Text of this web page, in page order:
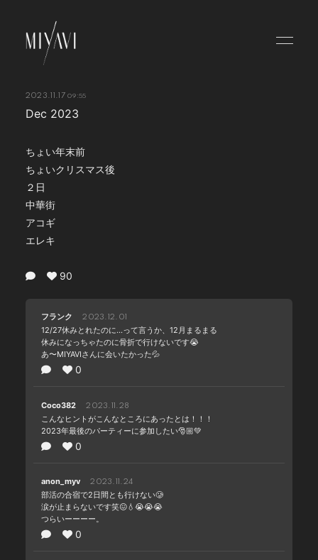
HOME
NEWS
ABOUT
VIDEO
DISCOGRAPHY
BLOG
MOVIE
PHOTO
Q&A(教えてMIYAVI！)
STORE
会員登録 ログイン
2023.11.17 09:55
Dec 2023
ちょい年末前
ちょいクリスマス後
２日
中華街
アコギ
エレキ
90
フランク 2023.12.01
12/27休みとれたのに…って言うか、12月まるまる
休みになっちゃたのに骨折で行けないです😭
あ〜MIYAVIさんに会いたかった💦
0
Coco382 2023.11.28
こんなヒントがこんなところにあったとは！！！
2023年最後のパーティーに参加したい🎅🏼💚
0
anon_myv 2023.11.24
部活の合宿で2日間とも行けない🥲
涙が止まらないです笑😖💧😭😭😭
つらいーーーー。
0